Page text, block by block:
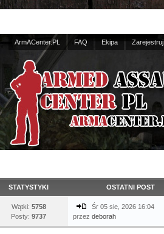
ArmACenter.PL FAQ Ekipa Zarejestruj
STATYSTYKI OSTATNI POST
Wątki: 5758
Posty: 9737
Śr 05 sie, 2026 16:04
przez deborah